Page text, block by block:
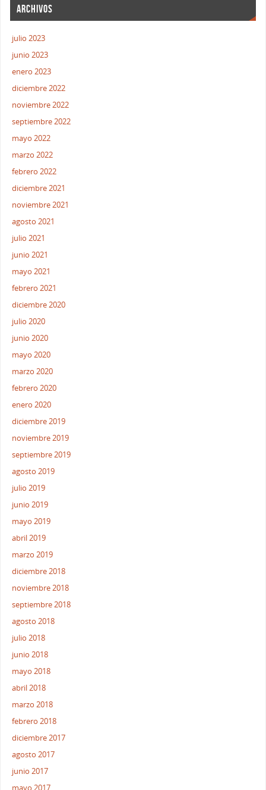
ARCHIVOS
julio 2023
junio 2023
enero 2023
diciembre 2022
noviembre 2022
septiembre 2022
mayo 2022
marzo 2022
febrero 2022
diciembre 2021
noviembre 2021
agosto 2021
julio 2021
junio 2021
mayo 2021
febrero 2021
diciembre 2020
julio 2020
junio 2020
mayo 2020
marzo 2020
febrero 2020
enero 2020
diciembre 2019
noviembre 2019
septiembre 2019
agosto 2019
julio 2019
junio 2019
mayo 2019
abril 2019
marzo 2019
diciembre 2018
noviembre 2018
septiembre 2018
agosto 2018
julio 2018
junio 2018
mayo 2018
abril 2018
marzo 2018
febrero 2018
diciembre 2017
agosto 2017
junio 2017